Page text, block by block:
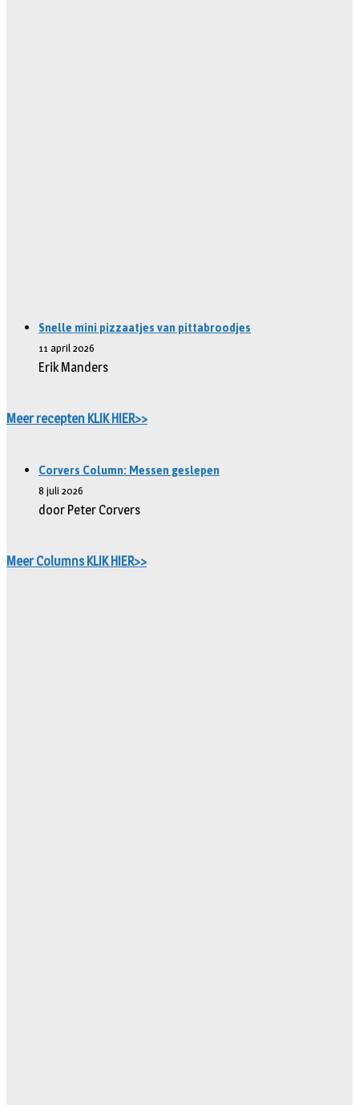
Snelle mini pizzaatjes van pittabroodjes
11 april 2026
Erik Manders
Meer recepten KLIK HIER>>
Corvers Column: Messen geslepen
8 juli 2026
door Peter Corvers
Meer Columns KLIK HIER>>